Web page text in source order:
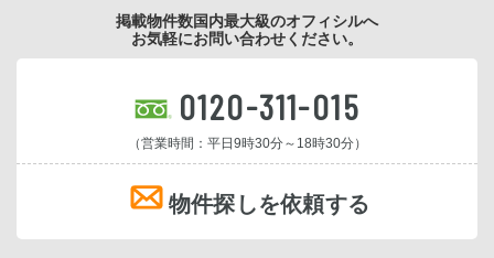
掲載物件数国内最大級のオフィシルへ
お気軽にお問い合わせください。
0120-311-015
（営業時間：平日9時30分～18時30分）
物件探しを依頼する